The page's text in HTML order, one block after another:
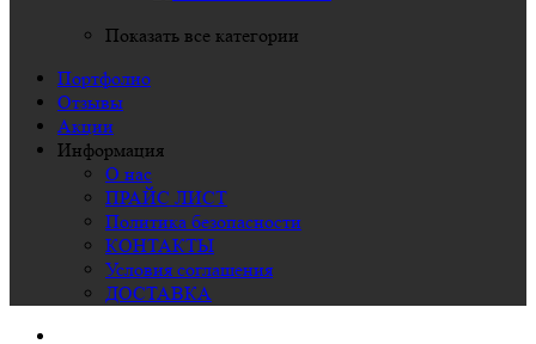
Показать все категории
Портфолио
Отзывы
Акции
Информация
О нас
ПРАЙС ЛИСТ
Политика безопасности
КОНТАКТЫ
Условия соглашения
ДОСТАВКА